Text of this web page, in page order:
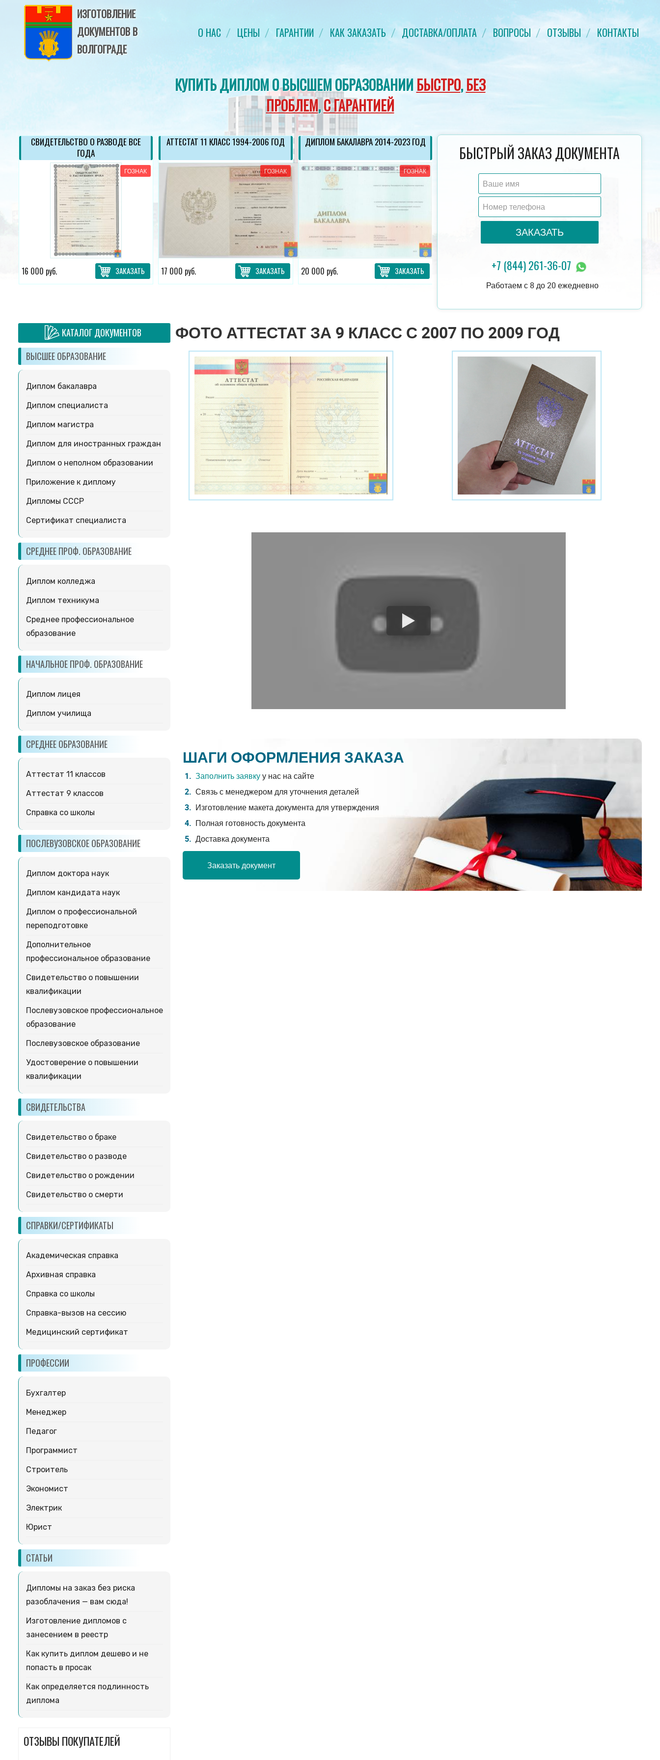
ИЗГОТОВЛЕНИЕ
ДОКУМЕНТОВ В
ВОЛГОГРАДЕ
О НАС ЦЕНЫ ГАРАНТИИ КАК ЗАКАЗАТЬ ДОСТАВКА/ОПЛАТА ВОПРОСЫ ОТЗЫВЫ КОНТАКТЫ
КУПИТЬ ДИПЛОМ О ВЫСШЕМ ОБРАЗОВАНИИБЫСТРО,БЕЗ
ПРОБЛЕМ,С ГАРАНТИЕЙ
СВИДЕТЕЛЬСТВО О РАЗВОДЕ ВСЕ
ГОДА
ГОЗНАК
16 000 руб. ЗАКАЗАТЬ
АТТЕСТАТ 11 КЛАСС 1994-2006 ГОД
ГОЗНАК
17 000 руб. ЗАКАЗАТЬ
ДИПЛОМ БАКАЛАВРА 2014-2023 ГОД
ГОЗНАК
20 000 руб. ЗАКАЗАТЬ
ДИПЛОМ МАГИСТРА 2011-2013 ГОД
ЗАКАЗАТЬ
ДИПЛОМ ТЕХНИКУМА
18 000 руб.
БЫСТРЫЙ ЗАКАЗ ДОКУМЕНТА
ЗАКАЗАТЬ
+7 (844) 261-36-07
Работаем с 8 до 20 ежедневно
КАТАЛОГ ДОКУМЕНТОВ
ВЫСШЕЕ ОБРАЗОВАНИЕ
Диплом бакалавра
Диплом специалиста
Диплом магистра
Диплом для иностранных граждан
Диплом о неполном образовании
Приложение к диплому
Дипломы СССР
Сертификат специалиста
СРЕДНЕЕ ПРОФ. ОБРАЗОВАНИЕ
Диплом колледжа
Диплом техникума
Среднее профессиональное
образование
НАЧАЛЬНОЕ ПРОФ. ОБРАЗОВАНИЕ
Диплом лицея
Диплом училища
СРЕДНЕЕ ОБРАЗОВАНИЕ
Аттестат 11 классов
Аттестат 9 классов
Справка со школы
ПОСЛЕВУЗОВСКОЕ ОБРАЗОВАНИЕ
Диплом доктора наук
Диплом кандидата наук
Диплом о профессиональной
переподготовке
Дополнительное
профессиональное образование
Свидетельство о повышении
квалификации
Послевузовское профессиональное
образование
Послевузовское образование
Удостоверение о повышении
квалификации
СВИДЕТЕЛЬСТВА
Свидетельство о браке
Свидетельство о разводе
Свидетельство о рождении
Свидетельство о смерти
СПРАВКИ/СЕРТИФИКАТЫ
Академическая справка
Архивная справка
Справка со школы
Справка-вызов на сессию
Медицинский сертификат
ПРОФЕССИИ
Бухгалтер
Менеджер
Педагог
Программист
Строитель
Экономист
Электрик
Юрист
СТАТЬИ
Дипломы на заказ без риска
разоблачения — вам сюда!
Изготовление дипломов с
занесением в реестр
Как купить диплом дешево и не
попасть в просак
Как определяется подлинность
диплома
ОТЗЫВЫ ПОКУПАТЕЛЕЙ
ФОТО АТТЕСТАТ ЗА 9 КЛАСС С 2007 ПО 2009 ГОД
ШАГИ ОФОРМЛЕНИЯ ЗАКАЗА
Заполнить заявкуу нас на сайте
Связь с менеджером для уточнения деталей
Изготовление макета документа для утверждения
Полная готовность документа
Доставка документа
Заказать документ